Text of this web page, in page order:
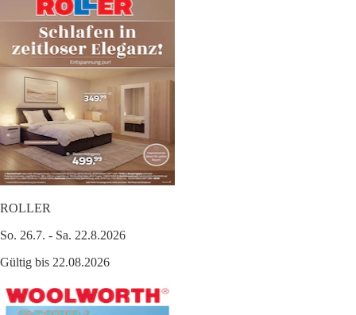
ROLLER
So. 26.7. - Sa. 22.8.2026
Gültig bis 22.08.2026